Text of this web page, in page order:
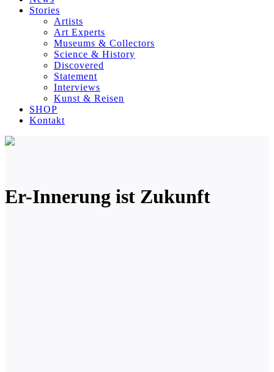
Stories
Artists
Art Experts
Museums & Collectors
Science & History
Discovered
Statement
Interviews
Kunst & Reisen
SHOP
Kontakt
Er-Innerung ist Zukunft